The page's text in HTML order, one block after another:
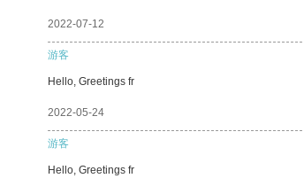
2022-07-12
游客
Hello, Greetings fr
2022-05-24
游客
Hello, Greetings fr